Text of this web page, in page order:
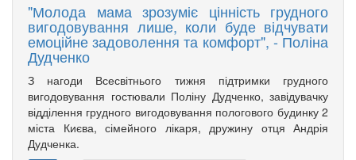
"Молода мама зрозуміє цінність грудного
вигодовування лише, коли буде відчувати
емоційне задоволення та комфорт", - Поліна
Дудченко
З нагоди Всесвітнього тижня підтримки грудного
вигодовування гостювали Поліну Дудченко, завідувачку
відділення грудного вигодовування пологового будинку 2
міста Києва, сімейного лікаря, дружину отця Андрія
Дудченка.